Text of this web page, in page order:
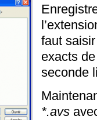
faut
exacts
seconde
*.avs